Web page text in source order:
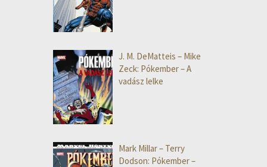
J. M. DeMatteis – Mike
Zeck: Pókember – A
vadász lelke
Mark Millar – Terry
Dodson: Pókember –